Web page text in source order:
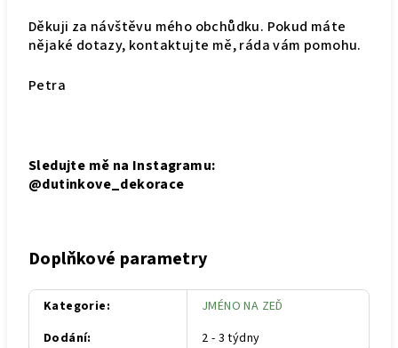
Děkuji za návštěvu mého obchůdku. Pokud máte
nějaké dotazy, kontaktujte mě, ráda vám pomohu.
Petra
Sledujte mě na Instagramu:
@dutinkove_dekorace
Doplňkové parametry
Kategorie:
JMÉNO NA ZEĎ
Dodání: 2 - 3 týdny